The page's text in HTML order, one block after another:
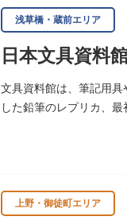
に再建された「閑々亭」
一方「西園」は、蓮の
イや“動かない鳥”とし
子ども動物園「すてっ
います。
浅草橋・蔵前エリア
日本文具資料
文具資料館は、筆記用
した鉛筆のレプリカ、
上野・御徒町エリア